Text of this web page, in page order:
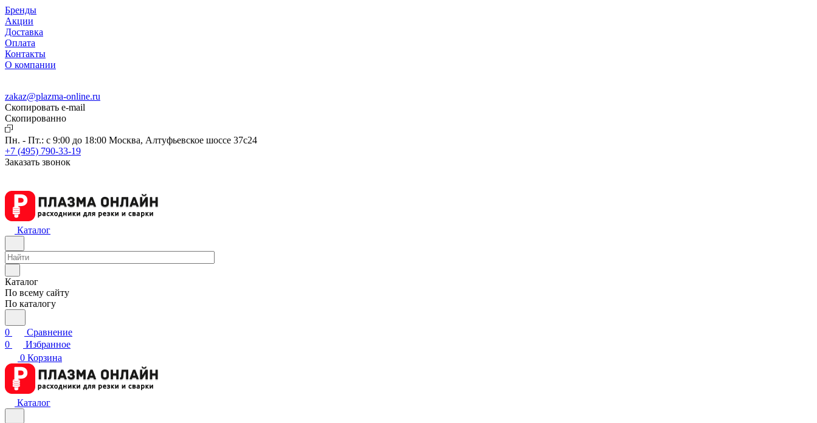
Бренды
Акции
Доставка
Оплата
Контакты
О компании
zakaz@plazma-online.ru
Скопировать e-mail
Cкопированно
Пн. - Пт.: с 9:00 до 18:00 Москва, Алтуфьевское шоссе 37с24
+7 (495) 790-33-19
Заказать звонок
Каталог
Каталог
По всему сайту
По каталогу
0
Сравнение
0
Избранное
0 Корзина
Каталог